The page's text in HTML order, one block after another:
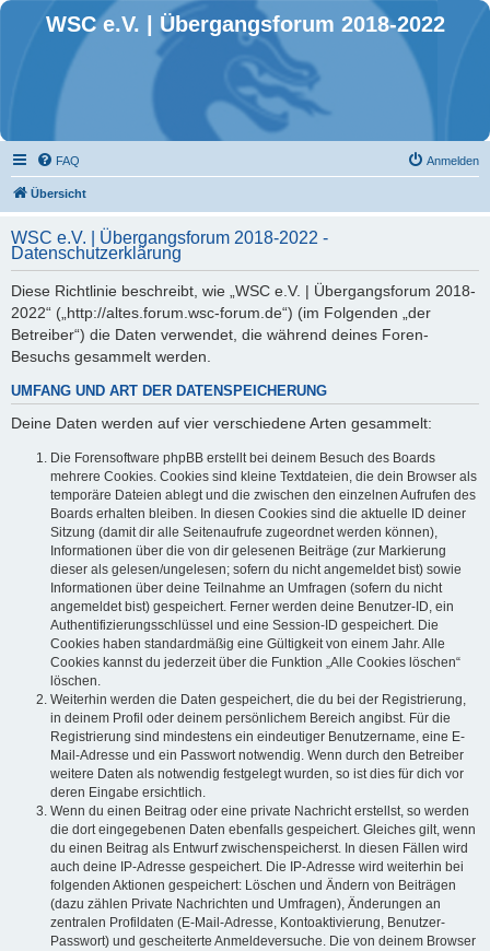
WSC e.V. | Übergangsforum 2018-2022
FAQ Anmelden
Übersicht
WSC e.V. | Übergangsforum 2018-2022 -
Datenschutzerklärung
Diese Richtlinie beschreibt, wie „WSC e.V. | Übergangsforum 2018-
2022“ („http://altes.forum.wsc-forum.de“) (im Folgenden „der
Betreiber“) die Daten verwendet, die während deines Foren-
Besuchs gesammelt werden.
UMFANG UND ART DER DATENSPEICHERUNG
Deine Daten werden auf vier verschiedene Arten gesammelt:
Die Forensoftware phpBB erstellt bei deinem Besuch des Boards
mehrere Cookies. Cookies sind kleine Textdateien, die dein Browser als
temporäre Dateien ablegt und die zwischen den einzelnen Aufrufen des
Boards erhalten bleiben. In diesen Cookies sind die aktuelle ID deiner
Sitzung (damit dir alle Seitenaufrufe zugeordnet werden können),
Informationen über die von dir gelesenen Beiträge (zur Markierung
dieser als gelesen/ungelesen; sofern du nicht angemeldet bist) sowie
Informationen über deine Teilnahme an Umfragen (sofern du nicht
angemeldet bist) gespeichert. Ferner werden deine Benutzer-ID, ein
Authentifizierungsschlüssel und eine Session-ID gespeichert. Die
Cookies haben standardmäßig eine Gültigkeit von einem Jahr. Alle
Cookies kannst du jederzeit über die Funktion „Alle Cookies löschen“
löschen.
Weiterhin werden die Daten gespeichert, die du bei der Registrierung,
in deinem Profil oder deinem persönlichem Bereich angibst. Für die
Registrierung sind mindestens ein eindeutiger Benutzername, eine E-
Mail-Adresse und ein Passwort notwendig. Wenn durch den Betreiber
weitere Daten als notwendig festgelegt wurden, so ist dies für dich vor
deren Eingabe ersichtlich.
Wenn du einen Beitrag oder eine private Nachricht erstellst, so werden
die dort eingegebenen Daten ebenfalls gespeichert. Gleiches gilt, wenn
du einen Beitrag als Entwurf zwischenspeicherst. In diesen Fällen wird
auch deine IP-Adresse gespeichert. Die IP-Adresse wird weiterhin bei
folgenden Aktionen gespeichert: Löschen und Ändern von Beiträgen
(dazu zählen Private Nachrichten und Umfragen), Änderungen an
zentralen Profildaten (E-Mail-Adresse, Kontoaktivierung, Benutzer-
Passwort) und gescheiterte Anmeldeversuche. Die von deinem Browser